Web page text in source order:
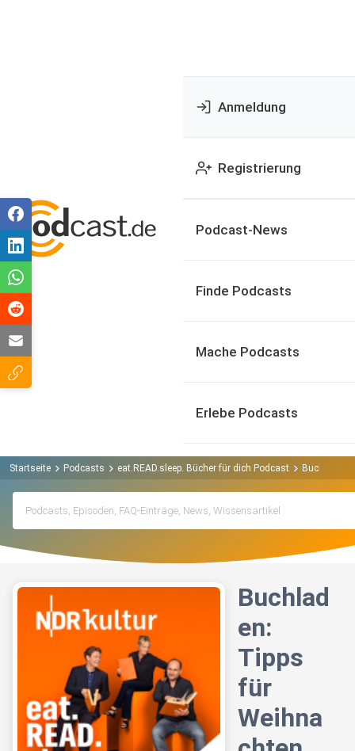
Anmeldung
Registrierung
Podcast-News
Finde Podcasts
Mache Podcasts
Erlebe Podcasts
Startseite Podcasts eat.READ.sleep. Bücher für dich Podcast Buchladen:
Buchlad
en:
Tipps
für
Weihna